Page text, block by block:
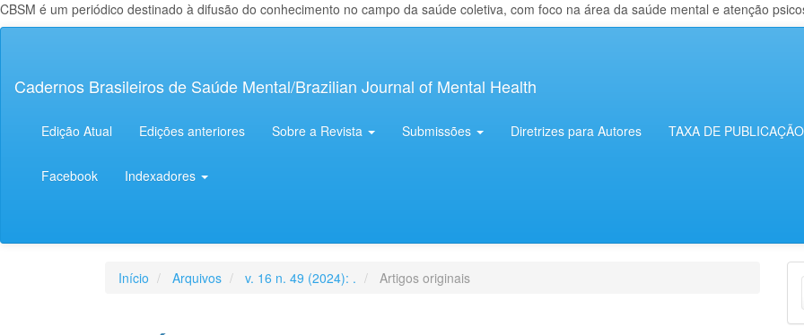
CBSM é um periódico destinado à difusão do conhecimento no campo da saúde coletiva, com foco na área da saúde mental e atenção
principal
Lateral
Cadernos Brasileiros de Saúde Mental/Brazilian Journal of Mental Health
Edição Atual Edições anteriores Sobre a Revista Submissões Diretrizes para Autores TAXA DE PUBLICAÇÃO
Facebook Indexadores
Início Arquivos v. 16 n. 49 (2024): . Artigos originais